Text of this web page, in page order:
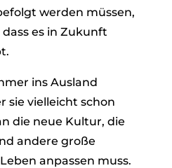
werden müssen,
es in Zukunft
ins Ausland
sie vielleicht schon
die neue Kultur, die
andere große
anpassen muss.